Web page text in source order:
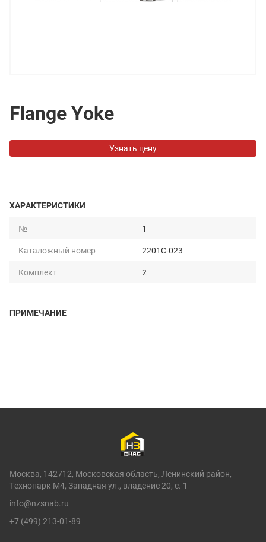
Flange Yoke
Узнать цену
ХАРАКТЕРИСТИКИ
№
1
Каталожный номер
2201C-023
Комплект
2
ПРИМЕЧАНИЕ
Москва, 142712, Московская область, Ленинский район,
Технопарк М4, Западная ул., владение 20, с. 1
info@nzsnab.ru
+7 (499) 213-01-89